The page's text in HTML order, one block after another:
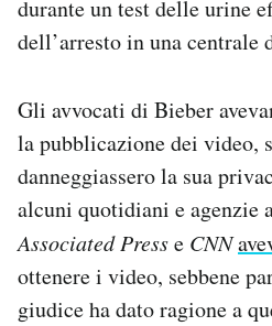
durante un test delle urine
dell’arresto in una
Gli avvocati di Bieber
la pubblicazione dei video,
danneggiassero la sua
alcuni quotidiani e agenzie
Associated Presse CNN
ottenere i video, sebbene
giudice ha dato ragione a